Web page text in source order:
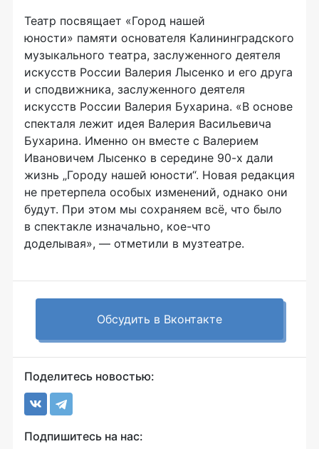
Театр посвящает «Город нашей
юности» памяти основателя Калининградского
музыкального театра, заслуженного деятеля
искусств России Валерия Лысенко и его друга
и сподвижника, заслуженного деятеля
искусств России Валерия Бухарина. «В основе
спекталя лежит идея Валерия Васильевича
Бухарина. Именно он вместе с Валерием
Ивановичем Лысенко в середине 90-х дали
жизнь „Городу нашей юности“. Новая редакция
не претерпела особых изменений, однако они
будут. При этом мы сохраняем всё, что было
в спектакле изначально, кое-что
доделывая», — отметили в музтеатре.
Обсудить в Вконтакте
Поделитесь новостью:
Подпишитесь на нас: